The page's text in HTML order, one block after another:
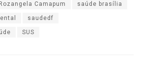
Rozangela Camapum saúde brasília
saudedf
SUS